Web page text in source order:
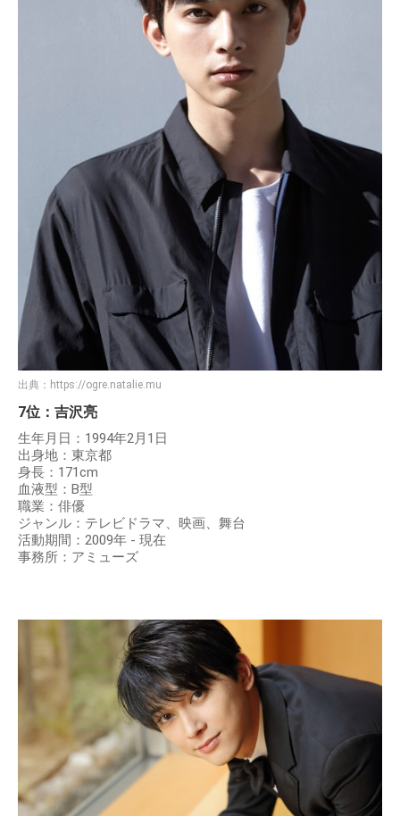
出典： https://ogre.natalie.mu
7位：吉沢亮
生年月日：1994年2月1日
出身地：東京都
身長：171cm
血液型：B型
職業：俳優
ジャンル：テレビドラマ、映画、舞台
活動期間：2009年 - 現在
事務所：アミューズ